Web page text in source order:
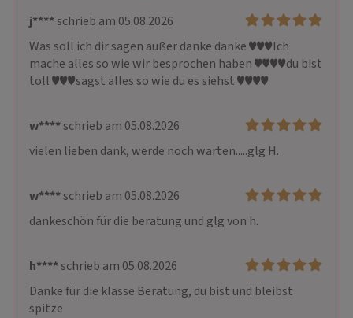
j****schrieb am 05.08.2026
Was soll ich dir sagen außer danke danke ♥️♥️♥️Ich
mache alles so wie wir besprochen haben ♥️♥️♥️♥️du bist
toll ♥️♥️♥️sagst alles so wie du es siehst ♥️♥️♥️♥️
w****schrieb am 05.08.2026
vielen lieben dank, werde noch warten.....glg H.
w****schrieb am 05.08.2026
dankeschön für die beratung und glg von h.
h****schrieb am 05.08.2026
Danke für die klasse Beratung, du bist und bleibst
spitze